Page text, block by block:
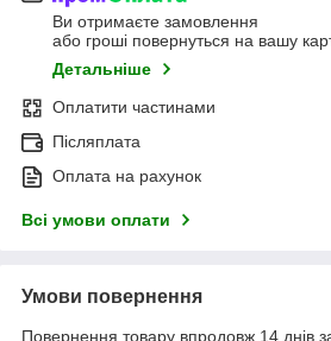
Ви отримаєте замовлення
або гроші повернуться на вашу
Детальніше
Оплатити частинами
Післяплата
Оплата на рахунок
Всі умови оплати
Умови повернення
Повернення товару впродовж 14 днів